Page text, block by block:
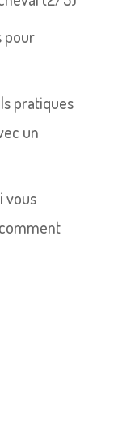
pour
pratiques
un
vous